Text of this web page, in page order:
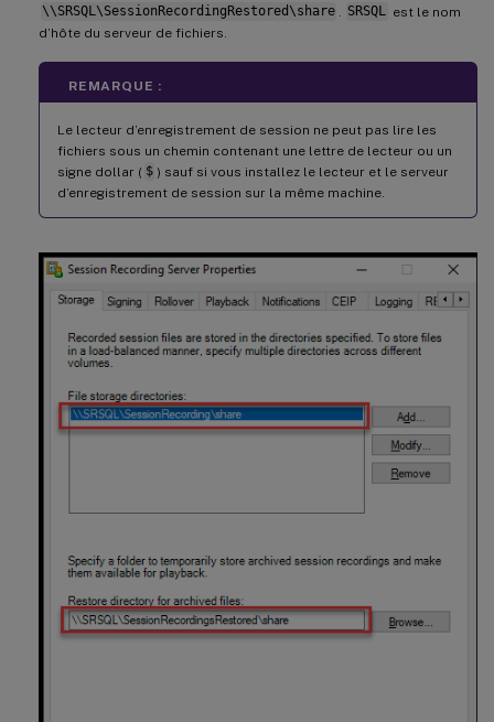
\\SRSQL\SessionRecordingRestored\share
SRSQL est le nom
d’hôte du serveur de fichiers.
REMARQUE :
Le lecteur d’enregistrement de session ne peut pas lire les
fichiers sous un chemin contenant une lettre de lecteur ou un
signe dollar ( $ ) sauf si vous installez le lecteur et le serveur
d’enregistrement de session sur la même machine.